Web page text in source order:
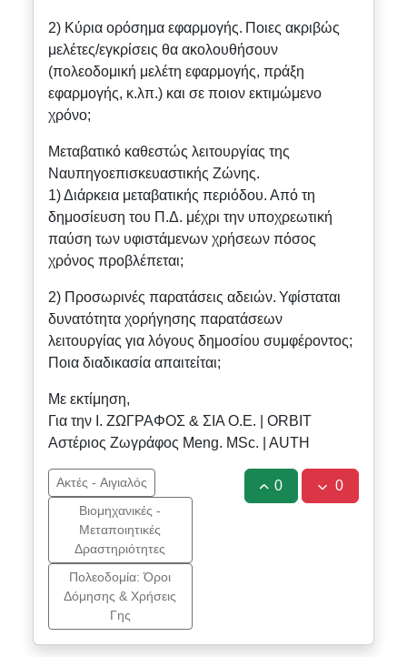
2) Κύρια ορόσημα εφαρμογής. Ποιες ακριβώς
μελέτες/εγκρίσεις θα ακολουθήσουν
(πολεοδομική μελέτη εφαρμογής, πράξη
εφαρμογής, κ.λπ.) και σε ποιον εκτιμώμενο
χρόνο;
Μεταβατικό καθεστώς λειτουργίας της
Ναυπηγοεπισκευαστικής Ζώνης.
1) Διάρκεια μεταβατικής περιόδου. Από τη
δημοσίευση του Π.Δ. μέχρι την υποχρεωτική
παύση των υφιστάμενων χρήσεων πόσος
χρόνος προβλέπεται;
2) Προσωρινές παρατάσεις αδειών. Υφίσταται
δυνατότητα χορήγησης παρατάσεων
λειτουργίας για λόγους δημοσίου συμφέροντος;
Ποια διαδικασία απαιτείται;
Με εκτίμηση,
Για την Ι. ΖΩΓΡΑΦΟΣ & ΣΙΑ Ο.Ε. | ORBIT
Αστέριος Ζωγράφος Meng. MSc. | AUTH
Ακτές - Αιγιαλός
Βιομηχανικές -
Μεταποιητικές
Δραστηριότητες
Πολεοδομία: Όροι
Δόμησης & Χρήσεις
Γης
0 0